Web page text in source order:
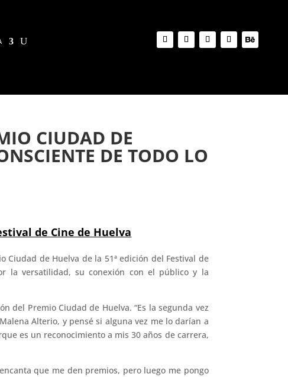
CIUDAD DE
DE TODO LO
de Cine de Huelva
Ciudad de Huelva de la 51ª edición del Festival de
la versatilidad, su conexión con el público y la
del Premio Ciudad de Huelva. “Es la segunda vez
Alterio, y pensé si alguna vez me lo darían a
es un reconocimiento a mis 30 años de carrera,
que me den premios, pero luego me pongo